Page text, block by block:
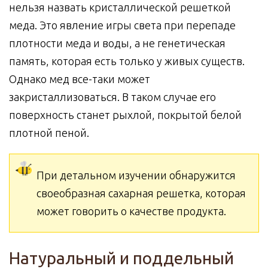
нельзя назвать кристаллической решеткой
меда. Это явление игры света при перепаде
плотности меда и воды, а не генетическая
память, которая есть только у живых существ.
Однако мед все-таки может
закристаллизоваться. В таком случае его
поверхность станет рыхлой, покрытой белой
плотной пеной.
При детальном изучении обнаружится
своеобразная сахарная решетка, которая
может говорить о качестве продукта.
Натуральный и поддельный